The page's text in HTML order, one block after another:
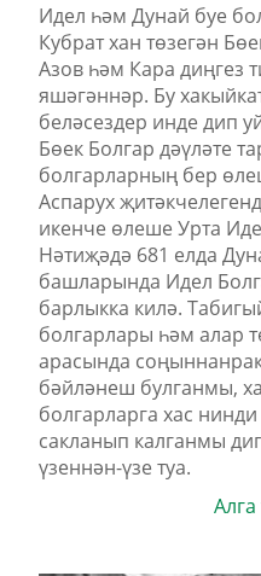
Идел һәм Дунай буе
Кубрат хан төзегән
Азов һәм Кара диңгез
яшәгәннәр. Бу
беләсездер инде дип
Бөек Болгар дәүләте
болгарларның бер
Аспарух
икенче өлеше Урта
Нәтиҗәдә 681 елда
башларында Идел
барлыкка килә.
болгарлары һәм алар
арасында
бәйләнеш булганмы,
болгарларга хас
сакланып калганмы
үзеннән-үзе туа.